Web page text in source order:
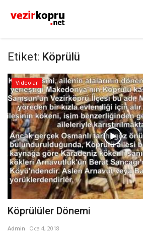
Etiket: Köprülü
Videolar
Köprülüler Dönemi
Admin Oca 4, 2018